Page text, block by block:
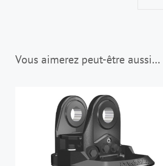
Vous aimerez peut-être aussi…
AJOUTER AU PANIER
/